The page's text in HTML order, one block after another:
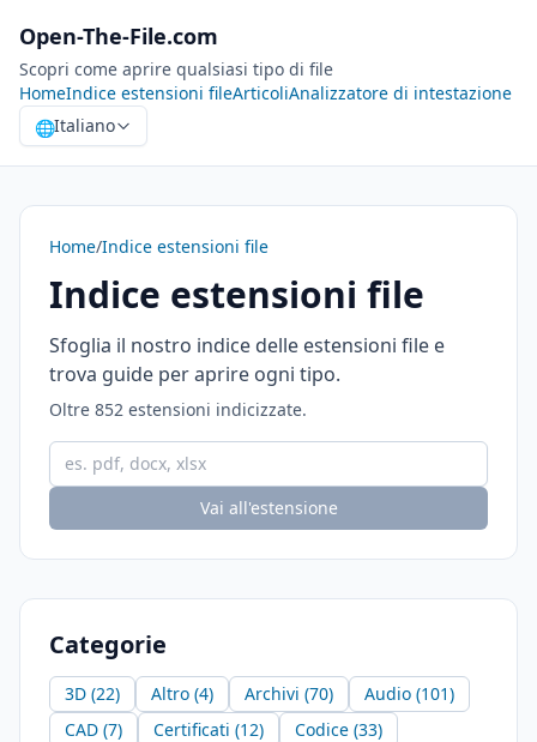
Open-The-File.com
Scopri come aprire qualsiasi tipo di file
HomeIndice estensioni fileArticoliAnalizzatore di intestazione
🌐Italiano
Home/Indice estensioni file
Indice estensioni file
Sfoglia il nostro indice delle estensioni file e
trova guide per aprire ogni tipo.
Oltre 852 estensioni indicizzate.
Cerca estensione file
Vai all'estensione
Categorie
3D (22) Altro (4) Archivi (70)
Audio (101)
CAD (7)
Certificati (12)
Codice (33)